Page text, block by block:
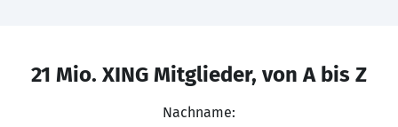
21 Mio. XING Mitglieder, von A bis Z
Nachname: